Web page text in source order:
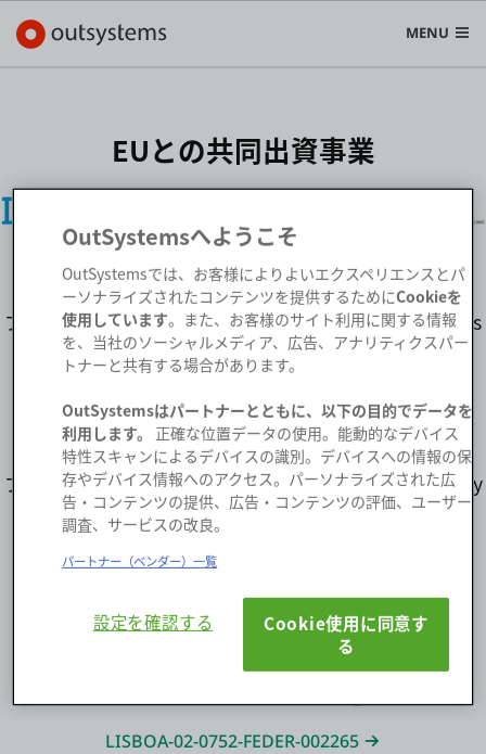
MENU
プラットフォーム
ソリューション
開発者
OutSystemsについて
ログイン
サポート
EUとの共同出資事業
プログラム「DEV4ALL: Development for All / Towards
a Society of Software Developers」
プロジェクト「RADicalize: Rapid Application Delivery
for the Modern Enterprise」
LISBOA-01-0247-FEDER-017116 | POCI-01-0247-FEDER-
プロジェクト「Strategic Plan 2015-2017: Targeting
LISBOA-02-0752-FEDER-002265
OutSystemsへようこそ
OutSystemsでは、お客様によりよいエクスペリエンスとパ
ーソナライズされたコンテンツを提供するためにCookieを
使用しています。また、お客様のサイト利用に関する情報
を、当社のソーシャルメディア、広告、アナリティクスパー
トナーと共有する場合があります。
OutSystemsはパートナーとともに、以下の目的でデータを
利用します。
正確な位置データの使用。能動的なデバイス
特性スキャンによるデバイスの識別。デバイスへの情報の保
存やデバイス情報へのアクセス。パーソナライズされた広
告・コンテンツの提供、広告・コンテンツの評価、ユーザー
調査、サービスの改良。
パートナー（ベンダー）一覧
設定を確認する
Cookie使用に同意す
る